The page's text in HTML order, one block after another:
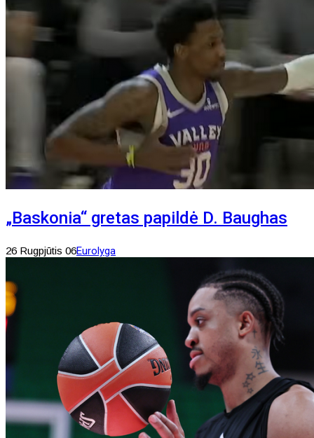
„Baskonia“ gretas papildė D. Baughas
26 Rugpjūtis 06Eurolyga